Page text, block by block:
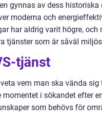
gynnas av dess
moderna och
har aldrig varit högre, och
tjänster som är såväl
tjänst
vem man ska vända
momentet i sökandet efter
som behövs för